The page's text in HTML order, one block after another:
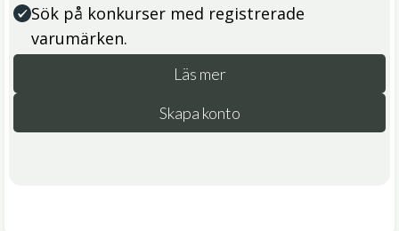
Sök på konkurser med registrerade
varumärken.
Läs mer
Skapa konto